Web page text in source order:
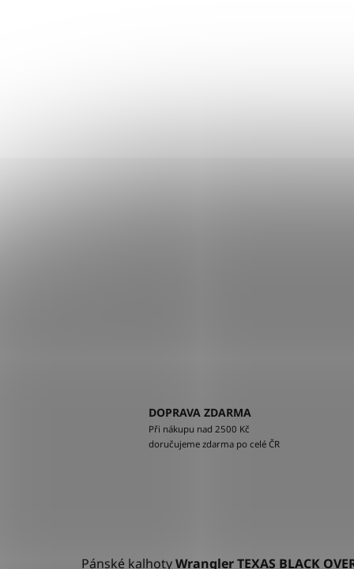
DOPRAVA ZDARMA
Při nákupu nad 2500 Kč
doručujeme zdarma po celé ČR
Pánské kalhotyWrangler TEXAS BLACK